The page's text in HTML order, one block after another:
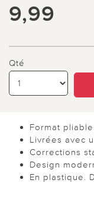
9,99
Qté
Format
Livrées avec
Corrections
Design
En plastique.